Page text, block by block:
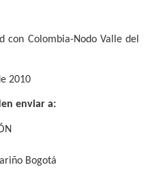
con Colombia-Nodo Valle del
2010
enviar a:
Bogotá